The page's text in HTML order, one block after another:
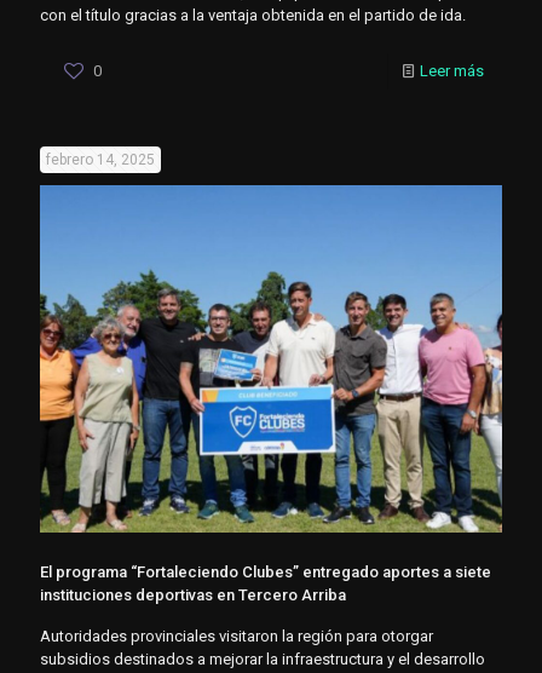
con el título gracias a la ventaja obtenida en el partido de ida.
0 Leer más
febrero 14, 2025
El programa “Fortaleciendo Clubes” entregado aportes a siete
instituciones deportivas en Tercero Arriba
Autoridades provinciales visitaron la región para otorgar
subsidios destinados a mejorar la infraestructura y el desarrollo